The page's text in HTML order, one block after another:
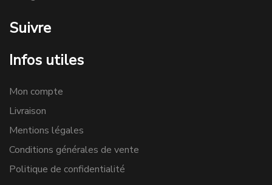
Suivre
Infos utiles
Mon compte
Livraison
Mentions légales
Conditions générales de vente
Politique de confidentialité